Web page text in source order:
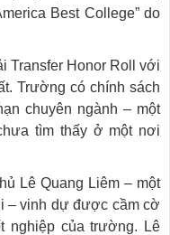
Best College” do
Transfer Honor Roll với
Trường có chính sách
chuyên ngành – một
tìm thấy ở một nơi
Lê Quang Liêm – một
– vinh dự được cầm cờ
nghiệp của trường. Lê